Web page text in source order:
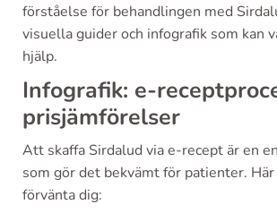
förståelse för behandlingen med
visuella guider och infografik som kan
hjälp.
Infografik: e-
prisjämförelser
Att skaffa Sirdalud via e-recept är en
som gör det bekvämt för patienter. Här
förvänta dig: